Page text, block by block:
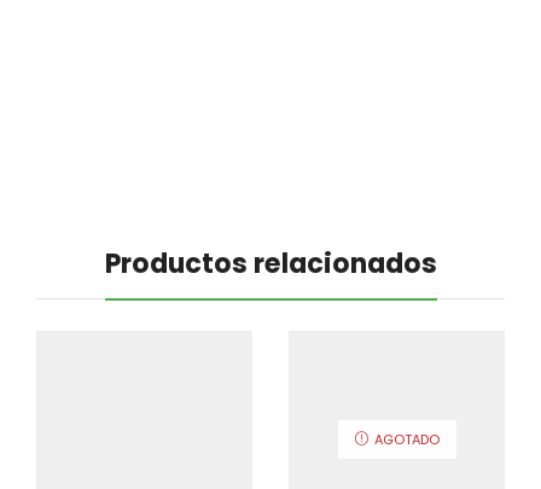
Productos relacionados
AGOTADO